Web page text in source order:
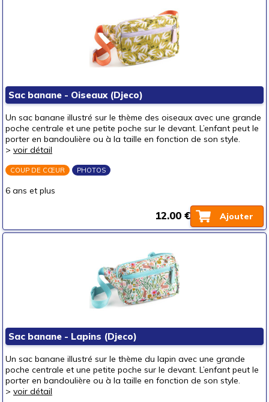
Sac banane - Oiseaux (Djeco)
Un sac banane illustré sur le thème des oiseaux avec une grande
poche centrale et une petite poche sur le devant. L’enfant peut le
porter en bandoulière ou à la taille en fonction de son style.
> voir détail
COUP DE CŒUR PHOTOS
6 ans et plus
Ajouter
12.00 €
Sac banane - Lapins (Djeco)
Un sac banane illustré sur le thème du lapin avec une grande
poche centrale et une petite poche sur le devant. L’enfant peut le
porter en bandoulière ou à la taille en fonction de son style.
> voir détail